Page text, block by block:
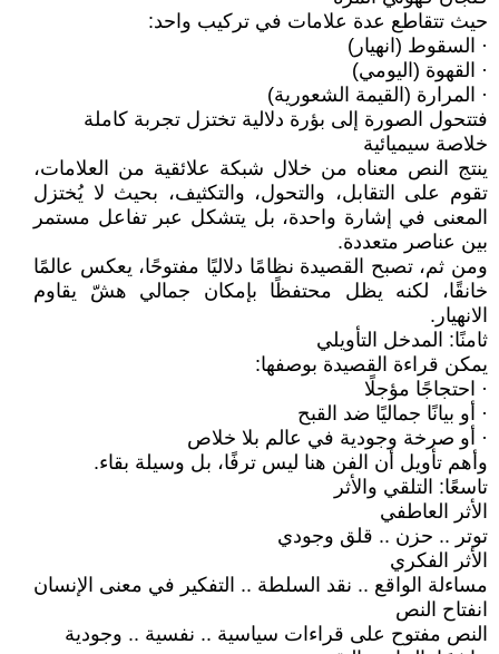
حيث تتقاطع عدة علامات في تركيب واحد:
· السقوط (انهيار)
· القهوة (اليومي)
· المرارة (القيمة الشعورية)
فتتحول الصورة إلى بؤرة دلالية تختزل تجربة كاملة
خلاصة سيميائية
ينتج النص معناه من خلال شبكة علائقية من العلامات،
تقوم على التقابل، والتحول، والتكثيف، بحيث لا يُختزل
المعنى في إشارة واحدة، بل يتشكل عبر تفاعل مستمر
بين عناصر متعددة.
ومن ثم، تصبح القصيدة نظامًا دلاليًا مفتوحًا، يعكس عالمًا
خانقًا، لكنه يظل محتفظًا بإمكان جمالي هشّ يقاوم
الانهيار.
ثامنًا: المدخل التأويلي
يمكن قراءة القصيدة بوصفها:
· احتجاجًا مؤجلًا
· أو بيانًا جماليًا ضد القبح
· أو صرخة وجودية في عالم بلا خلاص
وأهم تأويل أن الفن هنا ليس ترفًا، بل وسيلة بقاء.
تاسعًا: التلقي والأثر
الأثر العاطفي
توتر .. حزن .. قلق وجودي
الأثر الفكري
مساءلة الواقع .. نقد السلطة .. التفكير في معنى الإنسان
انفتاح النص
النص مفتوح على قراءات سياسية .. نفسية .. وجودية